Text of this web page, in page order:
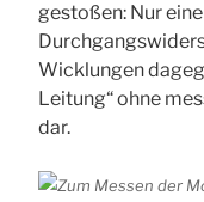
gestoßen: Nur
Wicklungen
Leitung“ ohne
dar.